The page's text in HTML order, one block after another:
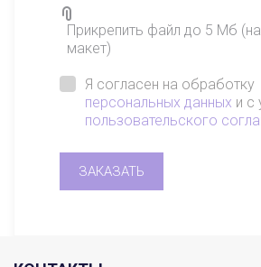
Прикрепить файл до 5 Мб
макет)
Я согласен на обработку
персональных данных и с
пользовательского
ЗАКАЗАТЬ